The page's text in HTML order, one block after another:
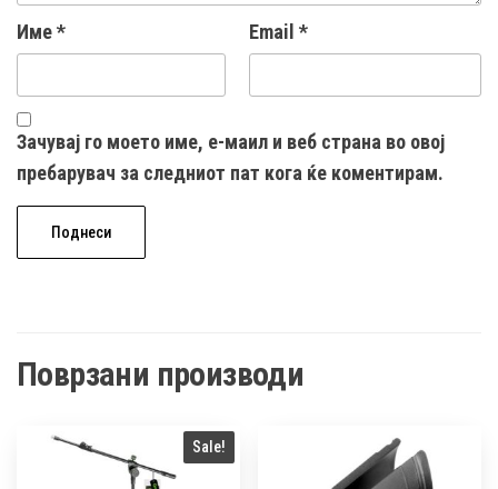
Име* Email *
Зачувај го моето име, е-маил и веб страна во овој
пребарувач за следниот пат кога ќе коментирам.
Поврзани производи
Sale!